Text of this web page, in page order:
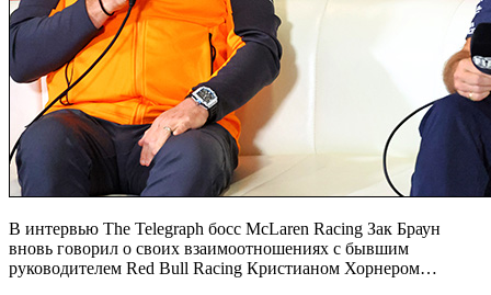
В интервью The Telegraph босс McLaren Racing Зак Браун
вновь говорил о своих взаимоотношениях с бывшим
руководителем Red Bull Racing Кристианом Хорнером…